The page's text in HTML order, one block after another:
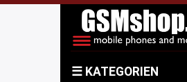
☰ KATEGORIEN